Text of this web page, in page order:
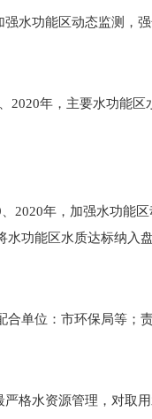
功能区动态监测，强
年，主要水功能区
年，加强水功能区
水功能区水质达标纳入
单位：市环保局等；
水资源管理，对取用